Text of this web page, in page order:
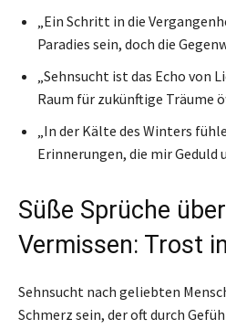
„Ein Schritt in die
Paradies sein, doch die
„Sehnsucht ist das Echo von
Raum für zukünftige Träume
„In der Kälte des Winters
Erinnerungen, die mir Geduld
Süße Sprüche
Vermissen: Trost
Sehnsucht nach geliebten
Schmerz sein, der oft durch